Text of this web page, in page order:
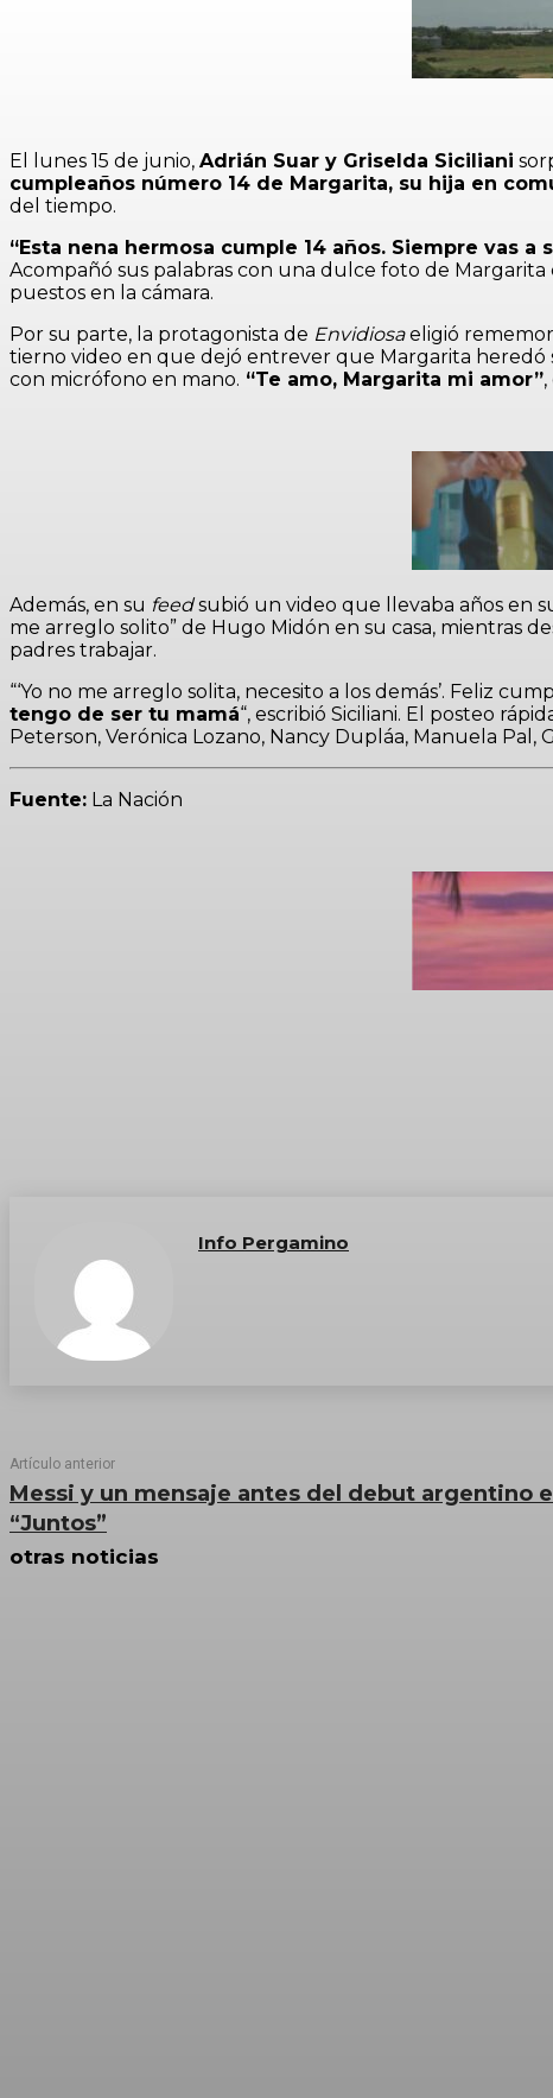
El lunes 15 de junio, Adrián Suar y Griselda Siciliani
cumpleaños número 14 de Margarita, su hija en
del tiempo.
“Esta nena hermosa cumple 14 años. Siempre vas a
Acompañó sus palabras con una dulce foto de Margarita
puestos en la cámara.
Por su parte, la protagonista de Envidiosaeligió
tierno video en que dejó entrever que Margarita heredó
con micrófono en mano. “Te amo, Margarita mi amor”
Además, en su feedsubió un video que llevaba años en
me arreglo solito” de Hugo Midón en su casa, mientras
padres trabajar.
“‘Yo no me arreglo solita, necesito a los demás’. Feliz
tengo de ser tu mamá“, escribió Siciliani. El posteo
Peterson, Verónica Lozano, Nancy Dupláa, Manuela Pal,
Fuente: La Nación
Info Pergamino
Artículo anterior
Messi y un mensaje antes del debut argentino
“Juntos”
otras noticias